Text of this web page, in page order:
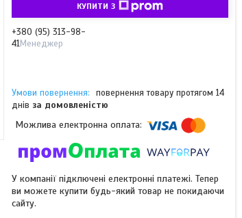
КУПИТИ З
+380 (95) 313-98-
41Менеджер
повернення товару протягом 14
днів за домовленістю
У компанії підключені електронні платежі. Тепер
ви можете купити будь-який товар не покидаючи
сайту.